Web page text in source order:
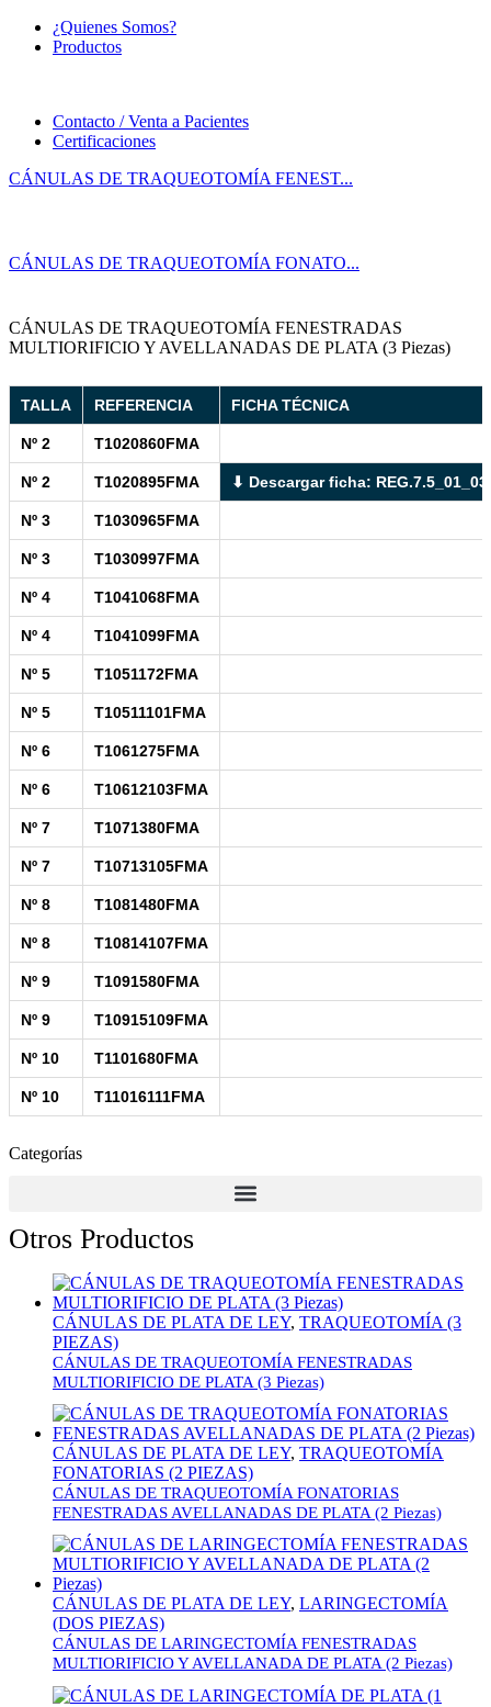
¿Quienes Somos?
Productos
Contacto / Venta a Pacientes
Certificaciones
CÁNULAS DE TRAQUEOTOMÍA FENEST...
CÁNULAS DE TRAQUEOTOMÍA FONATO...
CÁNULAS DE TRAQUEOTOMÍA FENESTRADAS
MULTIORIFICIO Y AVELLANADAS DE PLATA (3 Piezas)
TALLA REFERENCIA FICHA TÉCNICA
Nº 2 T1020860FMA
Nº 2 T1020895FMA ⬇ Descargar ficha:
Nº 3 T1030965FMA
Nº 3 T1030997FMA
Nº 4 T1041068FMA
Nº 4 T1041099FMA
Nº 5 T1051172FMA
Nº 5 T10511101FMA
Nº 6 T1061275FMA
Nº 6 T10612103FMA
Nº 7 T1071380FMA
Nº 7 T10713105FMA
Nº 8 T1081480FMA
Nº 8 T10814107FMA
Nº 9 T1091580FMA
Nº 9 T10915109FMA
Nº 10 T1101680FMA
Nº 10 T11016111FMA
Categorías
Otros Productos
CÁNULAS DE PLATA DE LEY, TRAQUEOTOMÍA (3
PIEZAS)
CÁNULAS DE TRAQUEOTOMÍA FENESTRADAS
MULTIORIFICIO DE PLATA (3 Piezas)
CÁNULAS DE PLATA DE LEY, TRAQUEOTOMÍA
FONATORIAS (2 PIEZAS)
CÁNULAS DE TRAQUEOTOMÍA FONATORIAS
FENESTRADAS AVELLANADAS DE PLATA (2 Piezas)
CÁNULAS DE PLATA DE LEY, LARINGECTOMÍA
(DOS PIEZAS)
CÁNULAS DE LARINGECTOMÍA FENESTRADAS
MULTIORIFICIO Y AVELLANADA DE PLATA (2 Piezas)